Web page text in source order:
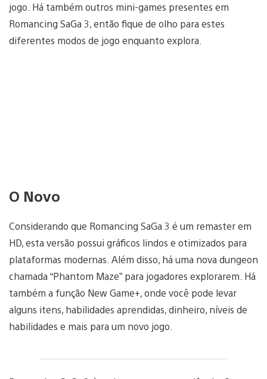
jogo. Há também outros mini-games presentes em
Romancing SaGa 3, então fique de olho para estes
diferentes modos de jogo enquanto explora.
O Novo
Considerando que Romancing SaGa 3 é um remaster em
HD, esta versão possui gráficos lindos e otimizados para
plataformas modernas. Além disso, há uma nova dungeon
chamada “Phantom Maze” para jogadores explorarem. Há
também a função New Game+, onde você pode levar
alguns itens, habilidades aprendidas, dinheiro, níveis de
habilidades e mais para um novo jogo.